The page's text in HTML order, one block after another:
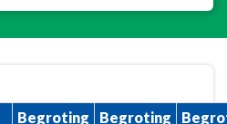
Begroting
Begroting